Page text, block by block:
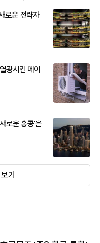
로운 전략자
광시킨 메이
로운 홍콩'은
기